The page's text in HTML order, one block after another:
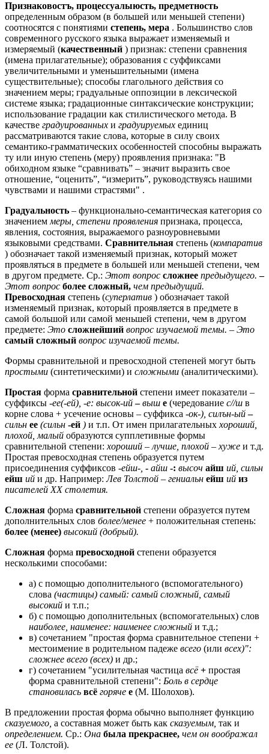
Признаковостъ, процессуалыюсть, предметность
определенным образом (в большей или меньшей степени)
соотносятся с понятиями степень, мера . Большинство слов
современного русского языка выражает изменяемый и
измеряемый (качественный ) признак: степени сравнения
(имена прилагательные); образования с суффиксами
увеличительными и уменьшительными (имена
существительные); способы глагольного действия со
значением меры; градуальные оппозиции в лексической
системе языка; градационные синтаксические конструкции;
использование градации как стилистического метода. В
качестве градуированных и градуируемых единиц
рассматриваются такие слова, которые в силу своих
семантико-грамматических особенностей способны выражать
ту или иную степень (меру) проявления признака: "В
обиходном языке “сравнивать” – значит выразить свое
отношение, “оценить”, “измерить”, руководствуясь нашими
чувствами и нашими страстями" .
Градуальность – функционально-семантическая категория со
значением меры, степени проявления признака, процесса,
явления, состояния, выражаемого разноуровневыми
языковыми средствами. Сравнительная степень (компаратив
) обозначает такой изменяемый признак, который может
проявляться в предмете в большей или меньшей степени, чем
в другом предмете. Ср.: Этот вопрос сложнее предыдущего.–
Этот вопрос более сложный, чем предыдущий.
Превосходная степень (суперлатив ) обозначает такой
изменяемый признак, который проявляется в предмете в
самой большой или самой меньшей степени, чем в другом
предмете: Это сложнейший вопрос изучаемой темы. – Это
самый сложный вопрос изучаемой темы.
Формы сравнительной и превосходной степеней могут быть
простыми (синтетическими) и сложными (аналитическими).
Простая форма сравнительной степени имеет показатели –
суффиксы -ее(-ей), -е: высок-ий–выш е (чередование с//ш в
корне слова + усечение основы – суффикса -ок-), силън-ый–
сильн ее (сильн -ей ) и т.п. От имен прилагательных хороший,
плохой, малый образуются супплетивные формы
сравнительной степени: хороший – лучше, плохой – хуже и т.д.
Простая превосходная степень образуется путем
присоединения суффиксов -ейш-, - айш -: высоч айш ий, сильн
ейш ий и др. Например:Лев Толстой – гениальн ейш ий из
писателей XX столетия.
Сложная форма сравнительной степени образуется путем
дополнительных слов более/менее + положительная степень:
более (менее) высокий (добрый).
Сложная форма превосходной степени образуется
несколькими способами:
а) с помощью дополнительного (вспомогательного)
слова (частицы) самый: самый сложный, самый
высокий и т.п.;
б) с помощью дополнительных (вспомогательных) слов
наиболее, наименее: наименее сложный и т.д.;
в) сочетанием "простая форма сравнительное степени +
местоимение в родительном падеже всего (или всех)":
сложнее всего (всех) и др.;
г) сочетанием "усилительная частица всё+ простая
форма сравнительной степени": Боль в сердце
становилась всё горяче е (М. Шолохов).
В предложении простая форма обычно выполняет функцию
сказуемого, а составная может быть как сказуемым, так и
определением. Ср.: Она была прекраснее, чем он воображал
ее (Л. Толстой).